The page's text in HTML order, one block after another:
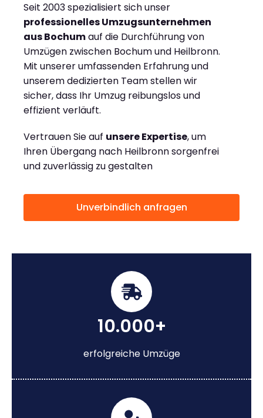
Seit 2003 spezialisiert sich unser
professionelles Umzugsunternehmen
aus Bochumauf die Durchführung von
Umzügen zwischen Bochum und Heilbronn.
Mit unserer umfassenden Erfahrung und
unserem dedizierten Team stellen wir
sicher, dass Ihr Umzug reibungslos und
effizient verläuft.
Vertrauen Sie auf unsere Expertise, um
Ihren Übergang nach Heilbronn sorgenfrei
und zuverlässig zu gestalten
Unverbindlich anfragen
10.000+
erfolgreiche Umzüge